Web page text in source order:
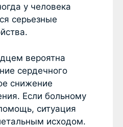
у человека
серьезные
вероятна
сердечного
снижение
Если больному
ситуация
исходом.